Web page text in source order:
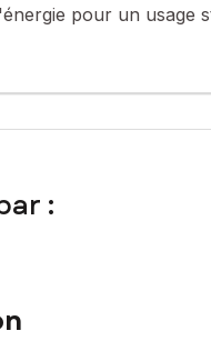
pour un usage
: